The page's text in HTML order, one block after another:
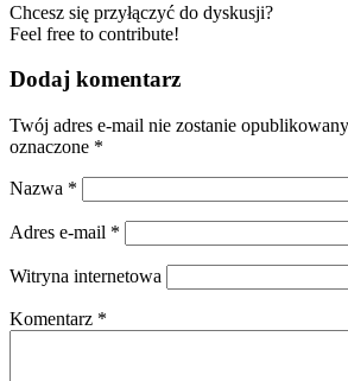
Chcesz się przyłączyć do dyskusji?
Feel free to contribute!
Dodaj komentarz
Twój adres e-mail nie zostanie
oznaczone *
Nazwa *
Adres e-mail *
Witryna internetowa
Komentarz *